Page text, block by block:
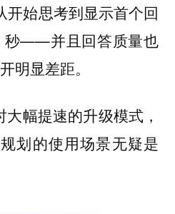
开始思考到显示首个回
秒——并且回答质量也
明显差距。
幅提速的升级模式，
划的使用场景无疑是